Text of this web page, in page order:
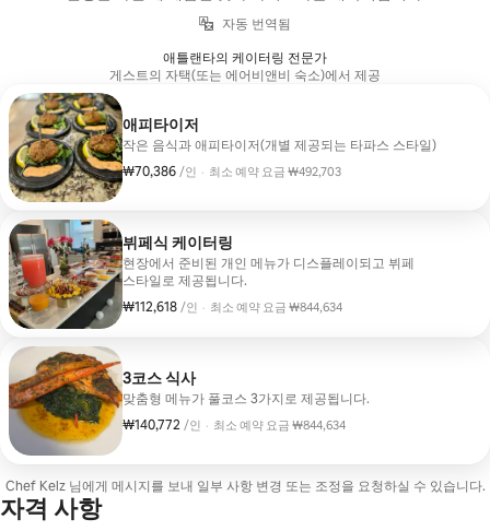
자동 번역됨
애틀랜타의 케이터링 전문가
게스트의 자택(또는 에어비앤비 숙소)에서 제공
애피타이저
작은 음식과 애피타이저(개별 제공되는 타파스 스타일)
₩70,386 /인
1인당 ₩70,386 · 최소 예약 요금 ₩492,703
뷔페식 케이터링
현장에서 준비된 개인 메뉴가 디스플레이되고 뷔페
스타일로 제공됩니다.
₩112,618 /인
1인당 ₩112,618· 최소 예약 요금 ₩844,634
3코스 식사
맞춤형 메뉴가 풀코스 3가지로 제공됩니다.
₩140,772 /인
1인당 ₩140,772 · 최소 예약 요금 ₩844,634
Chef Kelz 님에게 메시지를 보내 일부 사항 변경 또는 조정을 요청하실 수 있습니다.
자격 사항